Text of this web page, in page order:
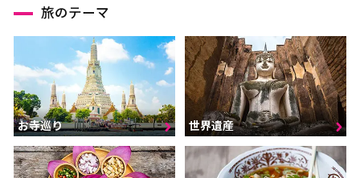
旅のテーマ
お寺巡り 世界遺産